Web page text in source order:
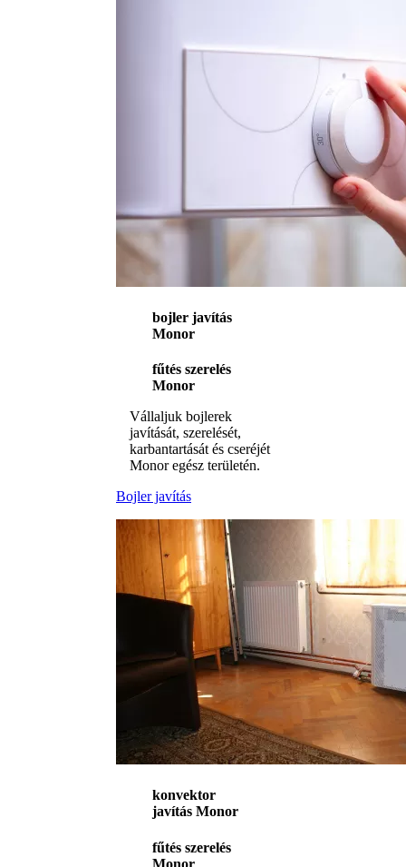
bojler javítás
Monor
fűtés szerelés
Monor
Vállaljuk bojlerek
javítását, szerelését,
karbantartását és cseréjét
Monor egész területén.
Bojler javítás
konvektor
javítás Monor
fűtés szerelés
Monor